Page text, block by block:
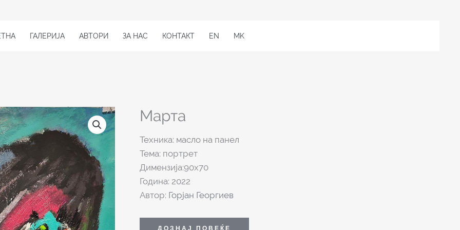
ГАЛЕРИЈА АВТОРИ ЗА НАС КОНТАКТ EN MK
Марта
Техника: масло на панел
Тема: портрет
Димензија:90х70
Година: 2022
Автор: Горјан Георгиев
ДОЗНАЈ ПОВЕЌЕ